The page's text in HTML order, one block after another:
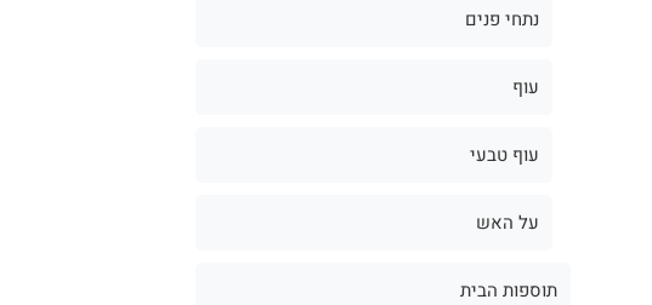
נתחי פנים
עוף
עוף טבעי
על האש
תוספות הבית